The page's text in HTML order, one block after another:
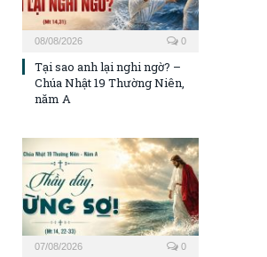
08/08/2026 0
Tại sao anh lại nghi ngờ? –
Chúa Nhật 19 Thường Niên,
năm A
07/08/2026 0